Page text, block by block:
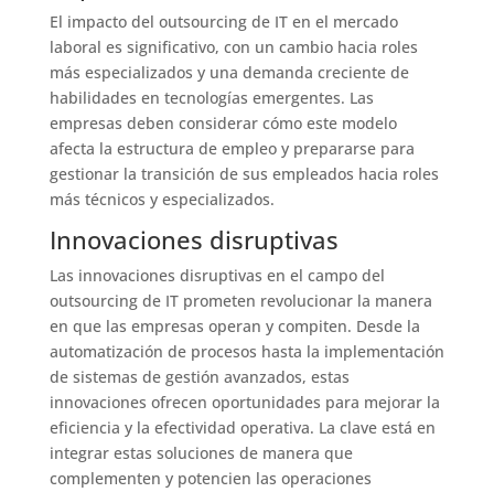
El impacto del outsourcing de IT en el mercado
laboral es significativo, con un cambio hacia roles
más especializados y una demanda creciente de
habilidades en tecnologías emergentes. Las
empresas deben considerar cómo este modelo
afecta la estructura de empleo y prepararse para
gestionar la transición de sus empleados hacia roles
más técnicos y especializados.
Innovaciones disruptivas
Las innovaciones disruptivas en el campo del
outsourcing de IT prometen revolucionar la manera
en que las empresas operan y compiten. Desde la
automatización de procesos hasta la implementación
de sistemas de gestión avanzados, estas
innovaciones ofrecen oportunidades para mejorar la
eficiencia y la efectividad operativa. La clave está en
integrar estas soluciones de manera que
complementen y potencien las operaciones